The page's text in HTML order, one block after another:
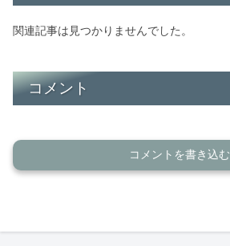
関連記事は見つかりませんでした。
コメント
コメントを書き込む